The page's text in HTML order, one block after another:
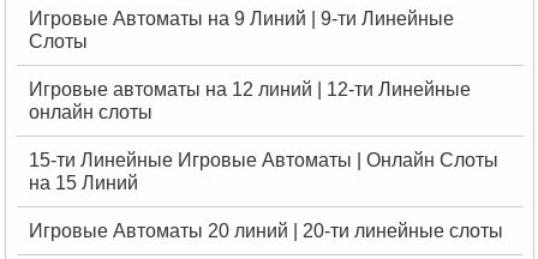
Игровые Автоматы на 9 Линий | 9-ти Линейные
Слоты
Игровые автоматы на 12 линий | 12-ти Линейные
онлайн слоты
15-ти Линейные Игровые Автоматы | Онлайн Слоты
на 15 Линий
Игровые Автоматы 20 линий | 20-ти линейные слоты